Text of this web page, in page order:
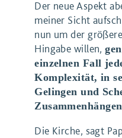
Der neue Aspekt
meiner Sicht
nun um der
Hingabe willen,
einzelnen Fall
Komplexität, in
Gelingen und
Die Kirche, sagt